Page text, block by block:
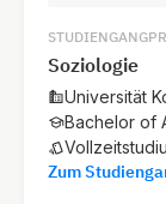
Soziologie
Universität
Bachelor of
Zum